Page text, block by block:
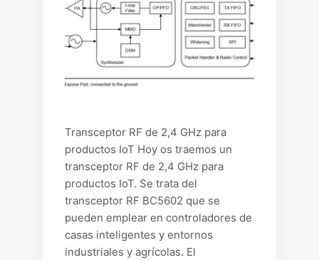
Transceptor RF de 2,4 GHz para
productos IoT Hoy os traemos un
transceptor RF de 2,4 GHz para
productos IoT. Se trata del
transceptor RF BC5602 que se
pueden emplear en controladores de
casas inteligentes y entornos
industriales y agrícolas. El